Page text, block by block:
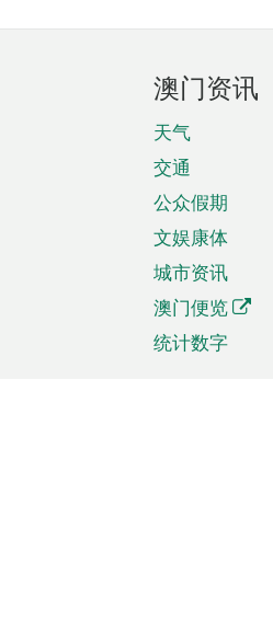
澳门资讯
天气
交通
公众假期
文娱康体
城市资讯
澳门便览
统计数字